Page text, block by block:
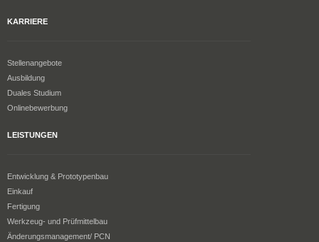
KARRIERE
Stellenangebote
Ausbildung
Duales Studium
Onlinebewerbung
LEISTUNGEN
Entwicklung & Prototypenbau
Einkauf
Fertigung
Werkzeug- und Prüfmittelbau
Änderungsmanagement/ PCN